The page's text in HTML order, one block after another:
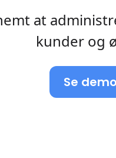
at
kunder og
Se demo